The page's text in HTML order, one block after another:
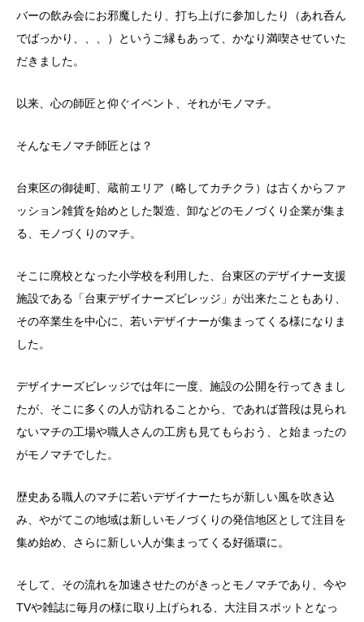
バーの飲み会にお邪魔したり、打ち上げに参加したり（あれ呑ん
でばっかり、、、）というご縁もあって、かなり満喫させていた
だきました。
以来、心の師匠と仰ぐイベント、それがモノマチ。
そんなモノマチ師匠とは？
台東区の御徒町、蔵前エリア（略してカチクラ）は古くからファ
ッション雑貨を始めとした製造、卸などのモノづくり企業が集ま
る、モノづくりのマチ。
そこに廃校となった小学校を利用した、台東区のデザイナー支援
施設である「台東デザイナーズビレッジ」が出来たこともあり、
その卒業生を中心に、若いデザイナーが集まってくる様になりま
した。
デザイナーズビレッジでは年に一度、施設の公開を行ってきまし
たが、そこに多くの人が訪れることから、であれば普段は見られ
ないマチの工場や職人さんの工房も見てもらおう、と始まったの
がモノマチでした。
歴史ある職人のマチに若いデザイナーたちが新しい風を吹き込
み、やがてこの地域は新しいモノづくりの発信地区として注目を
集め始め、さらに新しい人が集まってくる好循環に。
そして、その流れを加速させたのがきっとモノマチであり、今や
TVや雑誌に毎月の様に取り上げられる、大注目スポットとなっ